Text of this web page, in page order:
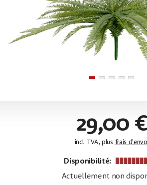
29,00 €
incl. TVA, plus frais
Disponibilité:
Actuellement non